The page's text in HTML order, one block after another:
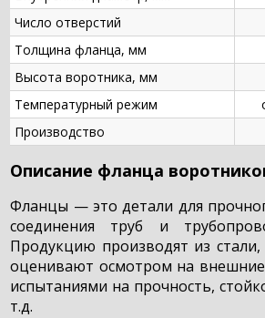
Число отверстий
Толщина фланца, мм
Высота воротника, мм
Температурный режим
Производство
Описание фланца
Фланцы — это детали для
соединения труб и
Продукцию производят из стали,
оценивают осмотром на
испытаниями на прочность,
т.д.